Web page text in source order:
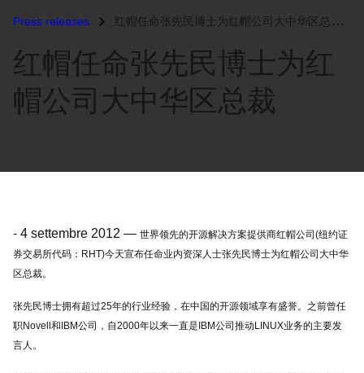
Press releases 红帽任命张先民博士为红帽公司大中华区总裁...
红帽任命张先民博士为红
帽公司大中华区总裁
- 4 settembre 2012 — 世界领先的开源解决方案提供商红帽公司(纽约证
券交易所代码：RHT)今天宣布任命业内资深人士张先民博士为红帽公司大中华
区总裁。
张先民博士拥有超过25年的行业经验，在中国的开源领域享有盛誉。之前曾任
职Novell和IBM公司，自2000年以来一直是IBM公司推动LINUX业务的主要发
言人。